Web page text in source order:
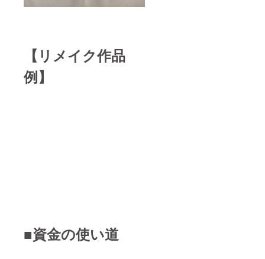
【リメイク作品
例】
■資金の使い道